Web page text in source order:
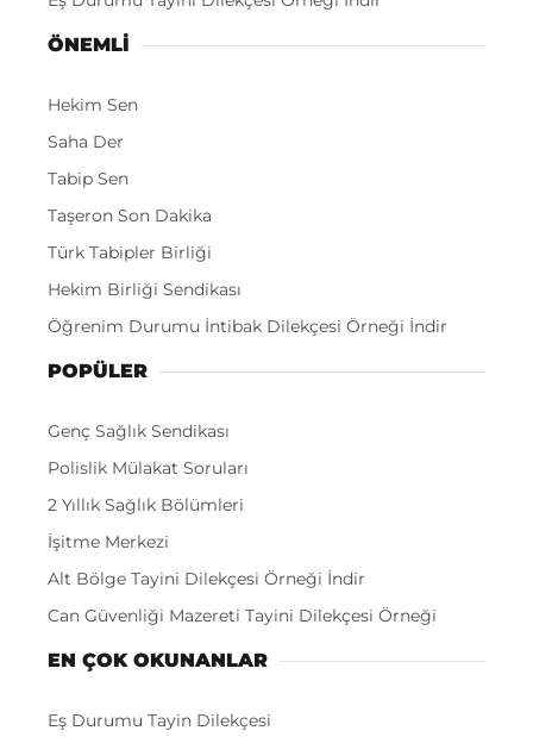
ÖNEMLI
Hekim Sen
Saha Der
Tabip Sen
Taşeron Son Dakika
Türk Tabipler Birliği
Hekim Birliği Sendikası
Öğrenim Durumu İntibak Dilekçesi Örneği İndir
POPÜLER
Genç Sağlık Sendikası
Polislik Mülakat Soruları
2 Yıllık Sağlık Bölümleri
İşitme Merkezi
Alt Bölge Tayini Dilekçesi Örneği İndir
Can Güvenliği Mazereti Tayini Dilekçesi Örneği
EN ÇOK OKUNANLAR
Eş Durumu Tayin Dilekçesi